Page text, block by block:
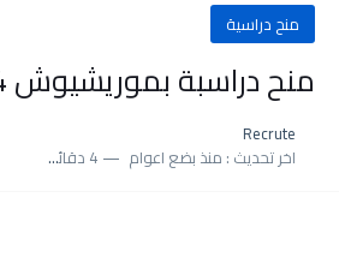
منح دراسية
منح دراسبة بموريشيوش 2024-2025
Recrute
اخر تحديث : منذ بضع اعوام 4 دقائق للقراءة